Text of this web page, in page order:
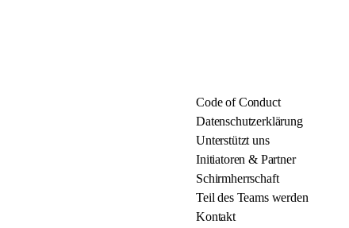
Code of Conduct
Datenschutzerklärung
Unterstützt uns
Initiatoren & Partner
Schirmherrschaft
Teil des Teams werden
Kontakt